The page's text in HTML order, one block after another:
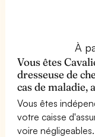
À
Vous êtes
dresseuse de
cas de maladie,
Vous êtes
votre caisse
voire